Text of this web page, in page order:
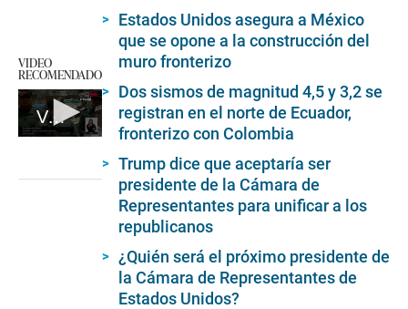
VIDEO
RECOMENDADO
Venezuela: Desarticulación del Tren de Aragua
Estados Unidos asegura a México
que se opone a la construcción del
muro fronterizo
Dos sismos de magnitud 4,5 y 3,2 se
registran en el norte de Ecuador,
fronterizo con Colombia
Trump dice que aceptaría ser
presidente de la Cámara de
Representantes para unificar a los
republicanos
¿Quién será el próximo presidente de
la Cámara de Representantes de
Estados Unidos?